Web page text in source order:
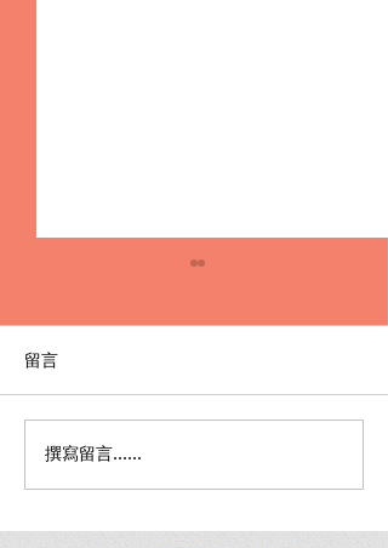
車禍鑑定怎麼申請？比初
判表更重要的法律依據｜
留言
撰寫留言......